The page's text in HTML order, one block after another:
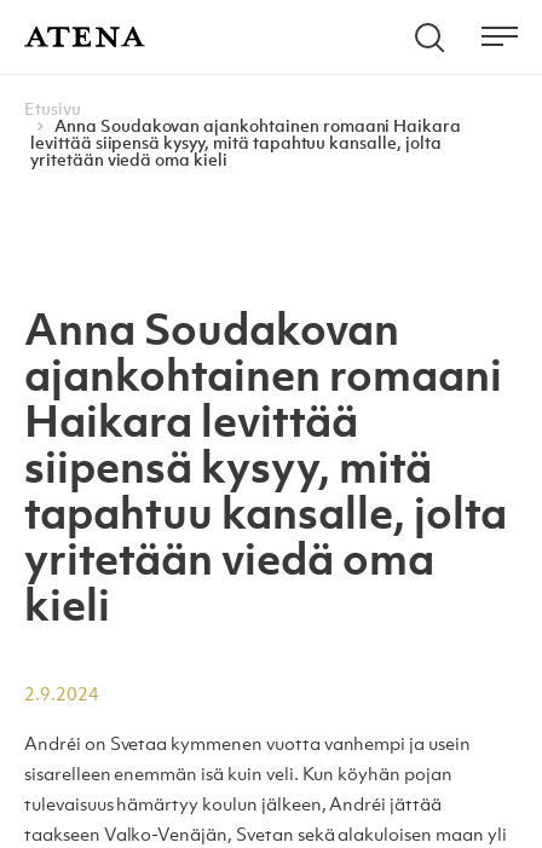
Atena Kustannus Hae
Navigoi
Etusivu
Anna Soudakovan ajankohtainen romaani Haikara
levittää siipensä kysyy, mitä tapahtuu kansalle, jolta
yritetään viedä oma kieli
Anna Soudakovan
ajankohtainen romaani
Haikara levittää
siipensä kysyy, mitä
tapahtuu kansalle, jolta
yritetään viedä oma
kieli
2.9.2024
Andréi on Svetaa kymmenen vuotta vanhempi ja usein
sisarelleen enemmän isä kuin veli. Kun köyhän pojan
tulevaisuus hämärtyy koulun jälkeen, Andréi jättää
taakseen Valko-Venäjän, Svetan sekä alakuloisen maan yli